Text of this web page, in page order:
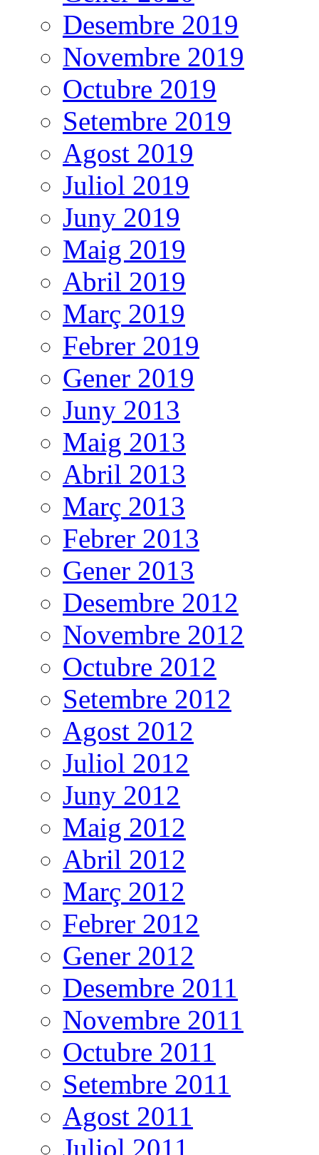
Desembre 2019
Novembre 2019
Octubre 2019
Setembre 2019
Agost 2019
Juliol 2019
Juny 2019
Maig 2019
Abril 2019
Març 2019
Febrer 2019
Gener 2019
Juny 2013
Maig 2013
Abril 2013
Març 2013
Febrer 2013
Gener 2013
Desembre 2012
Novembre 2012
Octubre 2012
Setembre 2012
Agost 2012
Juliol 2012
Juny 2012
Maig 2012
Abril 2012
Març 2012
Febrer 2012
Gener 2012
Desembre 2011
Novembre 2011
Octubre 2011
Setembre 2011
Agost 2011
Juliol 2011